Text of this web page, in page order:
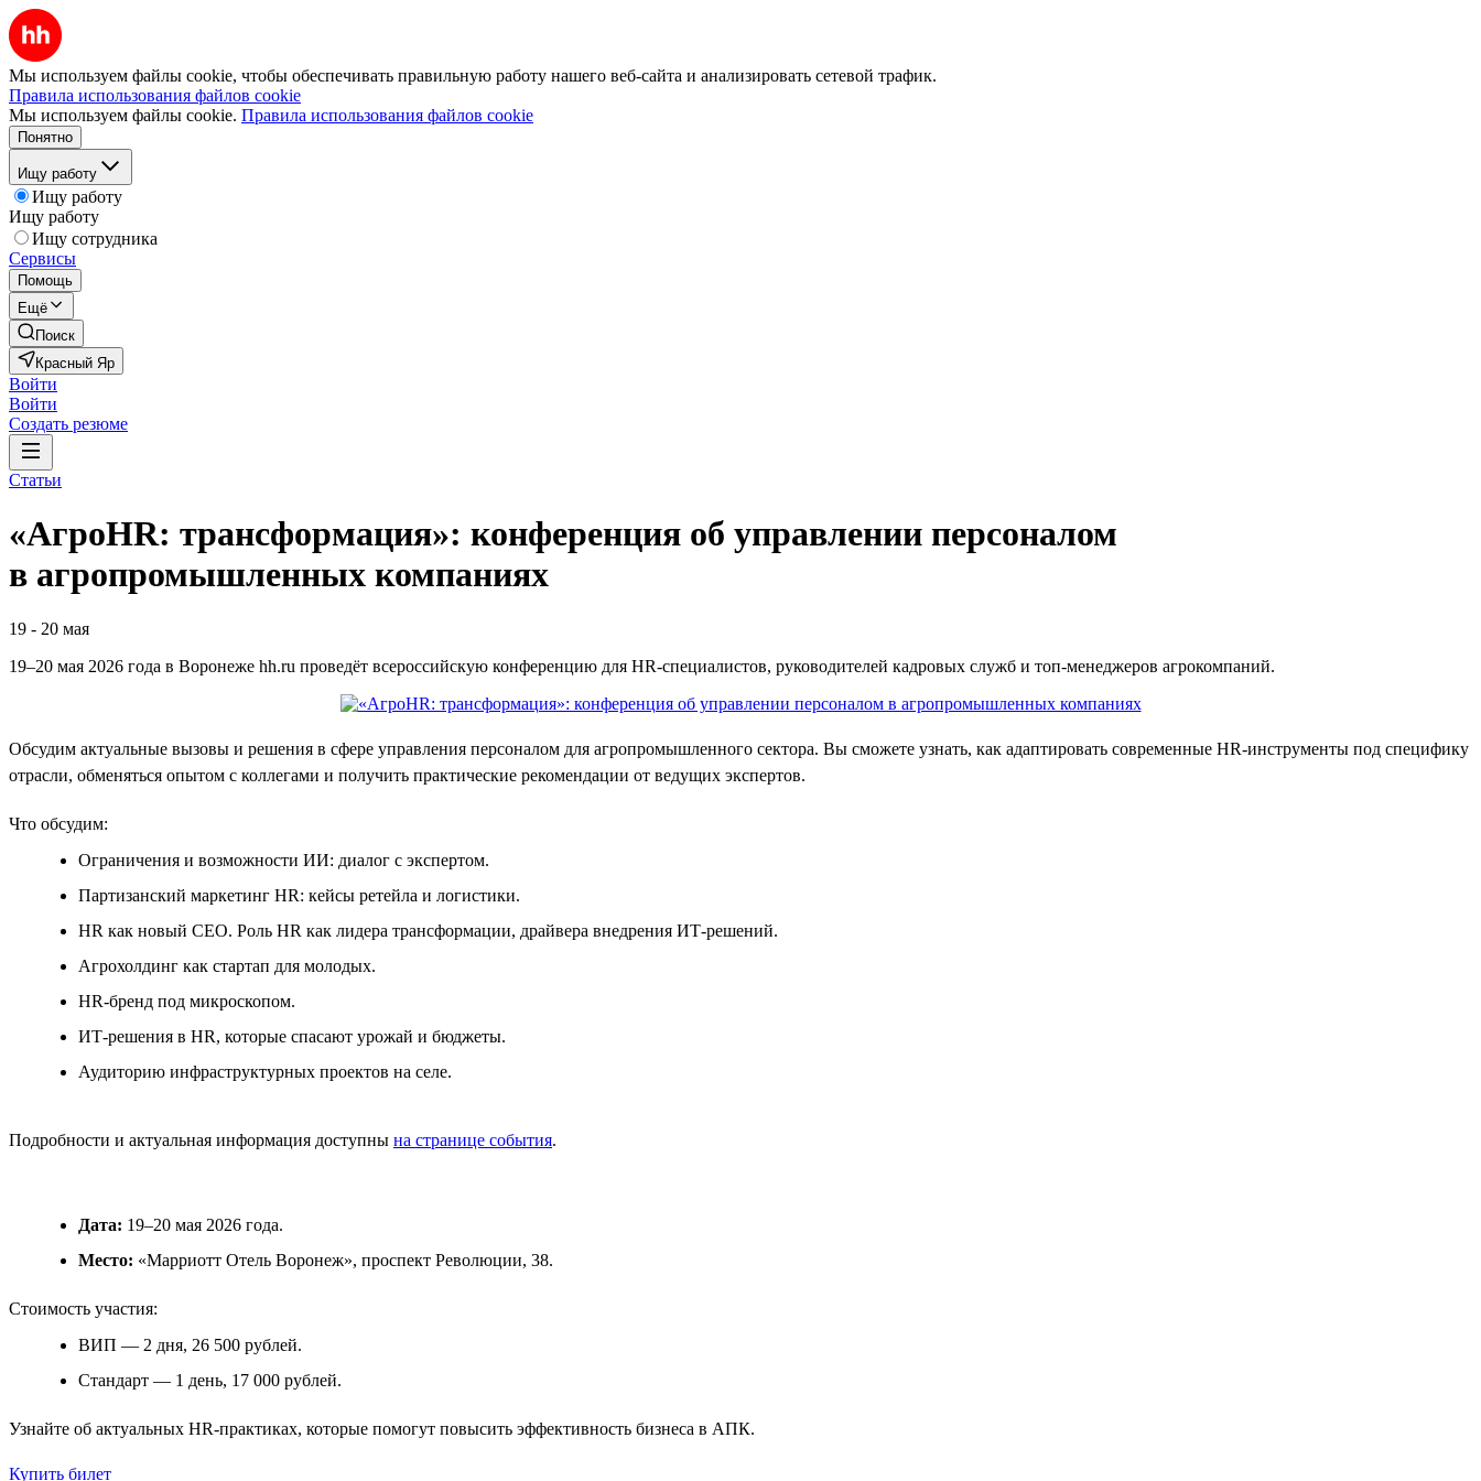
Мы используем файлы cookie, чтобы обеспечивать правильную работу нашего веб-сайта и анализировать сетевой трафик.
Правила использования файлов cookie
Мы используем файлы cookie. Правила использования файлов cookie
Понятно
Ищу работу
Ищу работу
Ищу работу
Ищу сотрудника
Сервисы
Помощь
Ещё
Поиск
Красный Яр
Войти
Войти
Создать резюме
Статьи
«АгроHR: трансформация»: конференция об управлении персоналом
в агропромышленных компаниях
19 - 20 мая
19–20 мая 2026 года в Воронеже hh.ru проведёт всероссийскую конференцию для HR‑специалистов, руководителей кадровых служб и топ‑менеджеров агрокомпаний.
Обсудим актуальные вызовы и решения в сфере управления персоналом для агропромышленного сектора. Вы сможете узнать, как адаптировать современные HR‑инструменты под специфику
отрасли, обменяться опытом с коллегами и получить практические рекомендации от ведущих экспертов.
Что обсудим:
Ограничения и возможности ИИ: диалог с экспертом.
Партизанский маркетинг HR: кейсы ретейла и логистики.
HR как новый CEO. Роль HR как лидера трансформации, драйвера внедрения ИТ-решений.
Агрохолдинг как стартап для молодых.
HR-бренд под микроскопом.
ИТ-решения в HR, которые спасают урожай и бюджеты.
Аудиторию инфраструктурных проектов на селе.
Подробности и актуальная информация доступны на странице события.
Дата: 19–20 мая 2026 года.
Место: «Марриотт Отель Воронеж», проспект Революции, 38.
Стоимость участия:
ВИП — 2 дня, 26 500 рублей.
Стандарт — 1 день, 17 000 рублей.
Узнайте об актуальных HR-практиках, которые помогут повысить эффективность бизнеса в АПК.
Купить билет